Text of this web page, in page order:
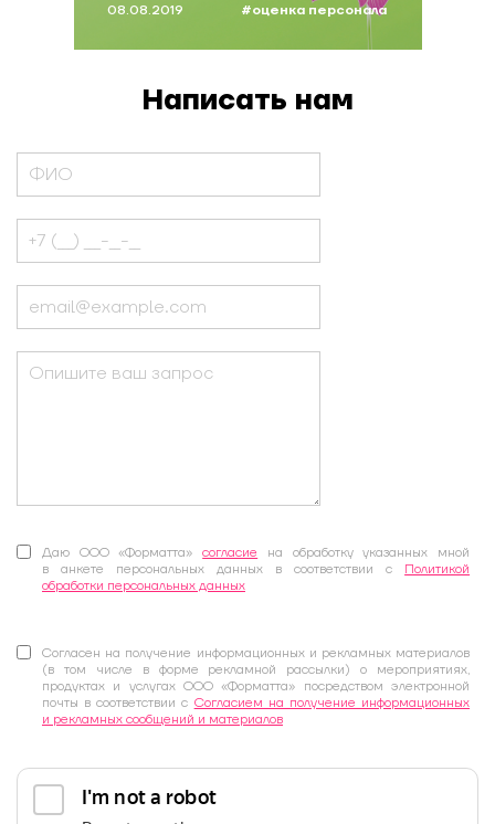
08.08.2019 #оценка персонала
Написать нам
Даю ООО «Форматта»согласие на обработку указанных мной
в анкете персональных данных в соответствии с Политикой
обработки персональных данных
Согласен на получение информационных и рекламных материалов
(в том числе в форме рекламной рассылки) о мероприятиях,
продуктах и услугах ООО «Форматта» посредством электронной
почты в соответствии с Согласием на получение информационных
и рекламных сообщений и материалов